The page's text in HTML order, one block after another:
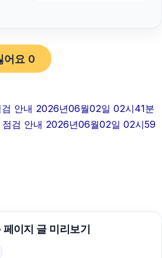
야구반티
어요 0
검 안내 2026년06월02일 02시41분
점검 안내 2026년06월02일 02시59
이지 글 미리보기